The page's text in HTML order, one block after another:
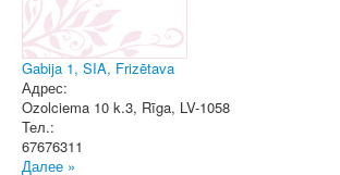
Gabija 1, SIA, Frizētava
Адрес:
Ozolciema 10 k.3, Rīga, LV-1058
Тел.:
67676311
Далее »